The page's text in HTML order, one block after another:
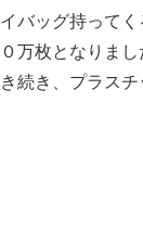
バッグ持ってく
万枚となりまし
続き、プラス